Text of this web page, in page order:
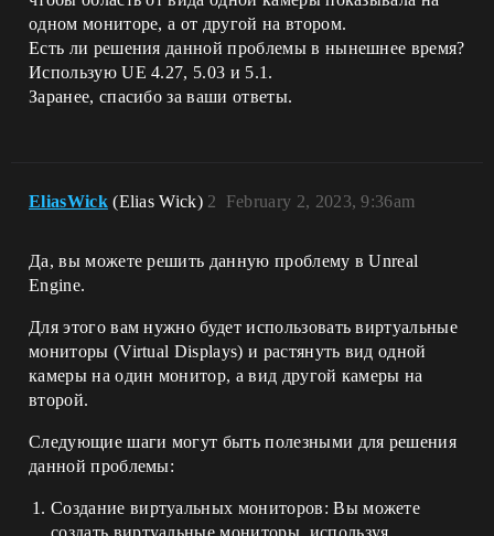
одном мониторе, а от другой на втором.
Есть ли решения данной проблемы в нынешнее время?
Использую UE 4.27, 5.03 и 5.1.
Заранее, спасибо за ваши ответы.
EliasWick (Elias Wick) February 2, 2023, 9:36am
2
Да, вы можете решить данную проблему в Unreal
Engine.
Для этого вам нужно будет использовать виртуальные
мониторы (Virtual Displays) и растянуть вид одной
камеры на один монитор, а вид другой камеры на
второй.
Следующие шаги могут быть полезными для решения
данной проблемы:
Создание виртуальных мониторов: Вы можете
создать виртуальные мониторы, используя